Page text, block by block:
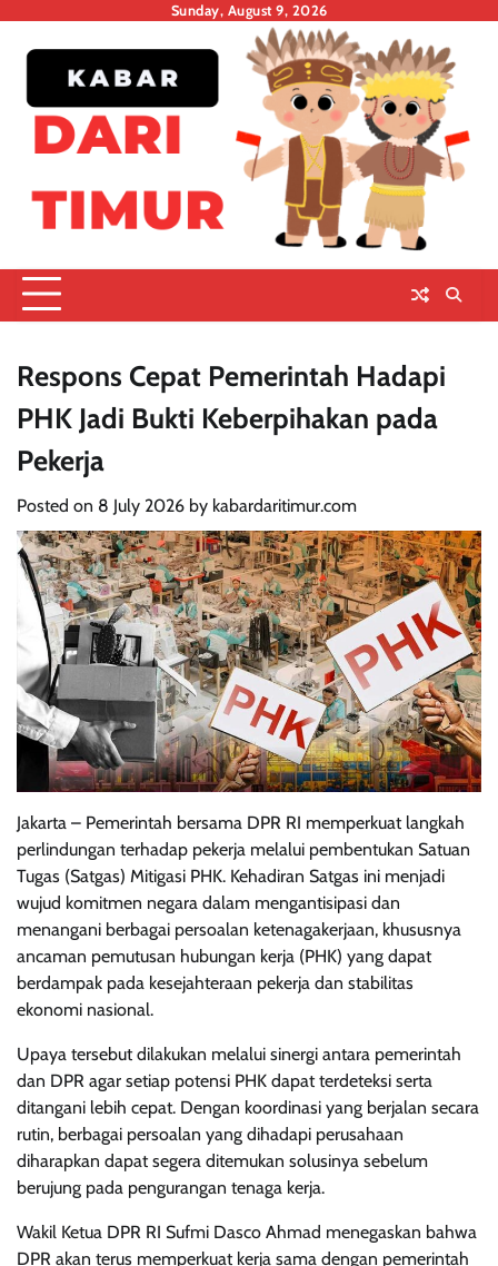
Sunday, August 9, 2026
Respons Cepat Pemerintah Hadapi
PHK Jadi Bukti Keberpihakan pada
Pekerja
Posted on 8 July 2026 by kabardaritimur.com
Jakarta – Pemerintah bersama DPR RI memperkuat langkah
perlindungan terhadap pekerja melalui pembentukan Satuan
Tugas (Satgas) Mitigasi PHK. Kehadiran Satgas ini menjadi
wujud komitmen negara dalam mengantisipasi dan
menangani berbagai persoalan ketenagakerjaan, khususnya
ancaman pemutusan hubungan kerja (PHK) yang dapat
berdampak pada kesejahteraan pekerja dan stabilitas
ekonomi nasional.
Upaya tersebut dilakukan melalui sinergi antara pemerintah
dan DPR agar setiap potensi PHK dapat terdeteksi serta
ditangani lebih cepat. Dengan koordinasi yang berjalan secara
rutin, berbagai persoalan yang dihadapi perusahaan
diharapkan dapat segera ditemukan solusinya sebelum
berujung pada pengurangan tenaga kerja.
Wakil Ketua DPR RI Sufmi Dasco Ahmad menegaskan bahwa
DPR akan terus memperkuat kerja sama dengan pemerintah